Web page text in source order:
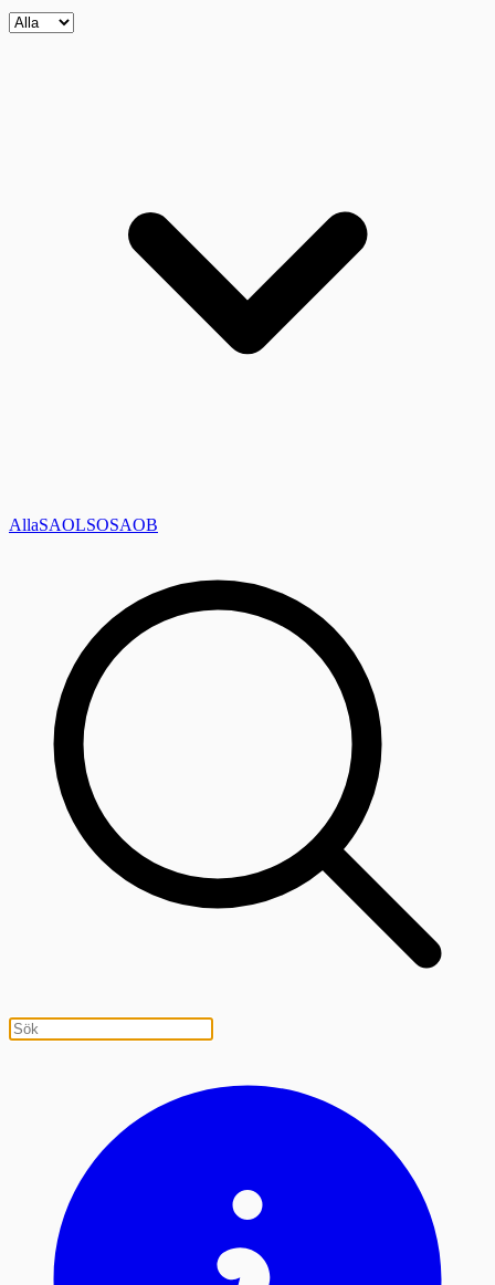
AllaSAOLSOSAOB